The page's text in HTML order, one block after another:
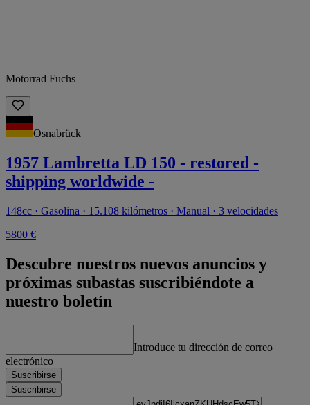
Motorrad Fuchs
Osnabrück
1957 Lambretta LD 150 - restored -
shipping worldwide -
148cc · Gasolina · 15.108 kilómetros · Manual · 3 velocidades
5800 €
Descubre nuestros nuevos anuncios y
próximas subastas suscribiéndote a
nuestro boletín
Introduce tu dirección de correo
electrónico
Suscribirse
Suscribirse